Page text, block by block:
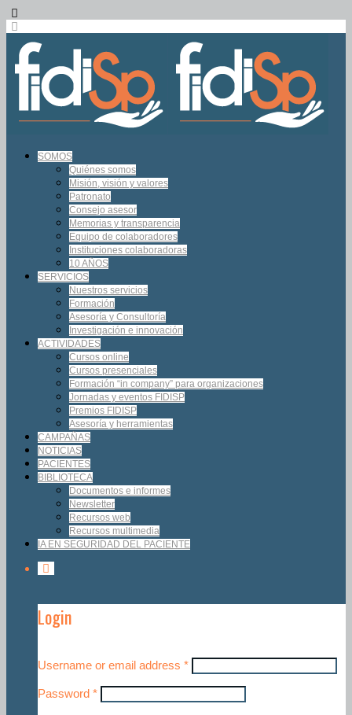
SOMOS
Quiénes somos
Misión, visión y valores
Patronato
Consejo asesor
Memorias y transparencia
Equipo de colaboradores
Instituciones colaboradoras
10 AÑOS
SERVICIOS
Nuestros servicios
Formación
Asesoría y Consultoría
Investigación e innovación
ACTIVIDADES
Cursos online
Cursos presenciales
Formación “in company” para organizaciones
Jornadas y eventos FIDISP
Premios FIDISP
Asesoría y herramientas
CAMPAÑAS
NOTICIAS
PACIENTES
BIBLIOTECA
Documentos e informes
Newsletter
Recursos web
Recursos multimedia
IA EN SEGURIDAD DEL PACIENTE
Login
Username or email address *
Password *